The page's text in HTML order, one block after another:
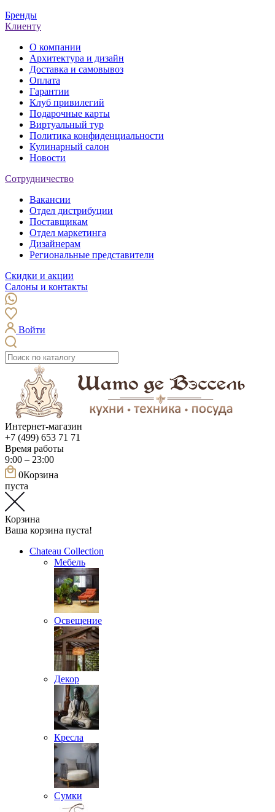
Бренды
Клиенту
О компании
Архитектура и дизайн
Доставка и самовывоз
Оплата
Гарантии
Клуб привилегий
Подарочные карты
Виртуальный тур
Политика конфиденциальности
Кулинарный салон
Новости
Сотрудничество
Вакансии
Отдел дистрибуции
Поставщикам
Отдел маркетинга
Дизайнерам
Региональные представители
Скидки и акции
Салоны и контакты
Войти
Интернет-магазин
+7 (499) 653 71 71
Время работы
9:00 – 23:00
0Корзина
пуста
Корзина
Ваша корзина пуста!
Chateau Collection
Мебель
Освещение
Декор
Кресла
Сумки